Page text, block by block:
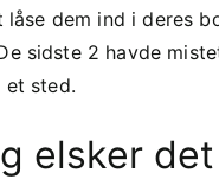
dem ind i deres
sidste 2 havde
et sted.
elsker det